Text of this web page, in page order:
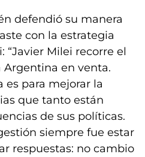
defendió su manera
con la estrategia
“Javier Milei recorre el
en venta.
es para mejorar la
que tanto están
de sus políticas.
siempre fue estar
respuestas: no cambio